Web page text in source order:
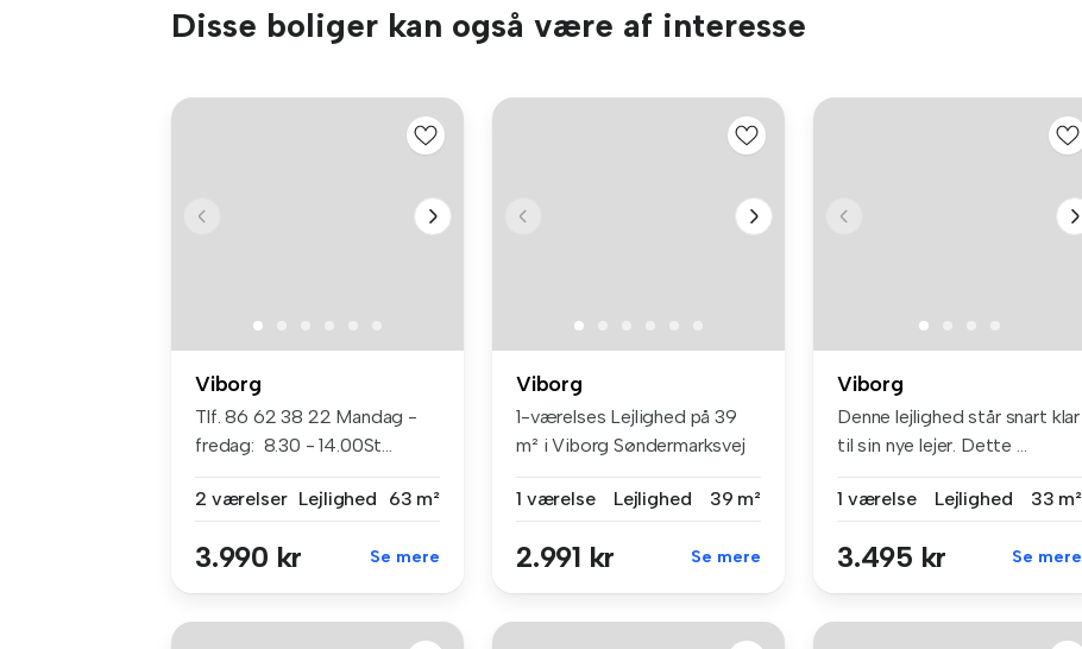
Disse boliger kan også være af interesse
Viborg
​ Tlf. 86 62 38 22 Mandag -
fredag: 8.30 - 14.00​ St...
2 værelser Lejlighed 63 m²
3.990 kr Se mere
Viborg
1-værelses Lejlighed på 39
m² i Viborg Søndermarksvej
1 værelse
Lejlighed 39 m²
2.991 kr Se mere
Viborg
Denne lejlighed står snart klar
til sin nye lejer. Dette ...
1 værelse Lejlighed 33 m²
3.495 kr Se mere